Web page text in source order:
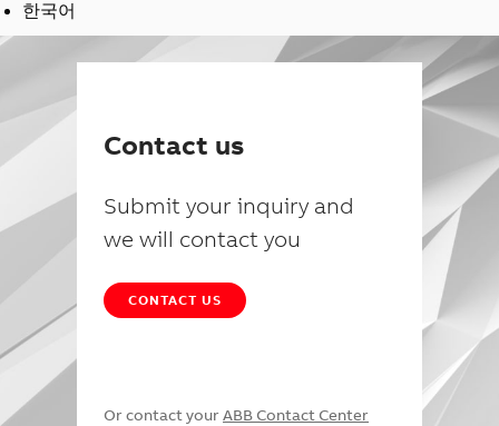
한국어
Contact us
Submit your inquiry and
we will contact you
CONTACT US
Or contact your ABB Contact Center